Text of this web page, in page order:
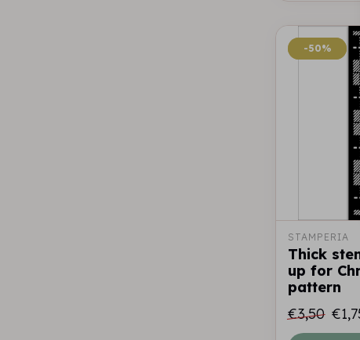
-50%
-50%
STAMPERIA
Thick
up for
pattern
€3,50